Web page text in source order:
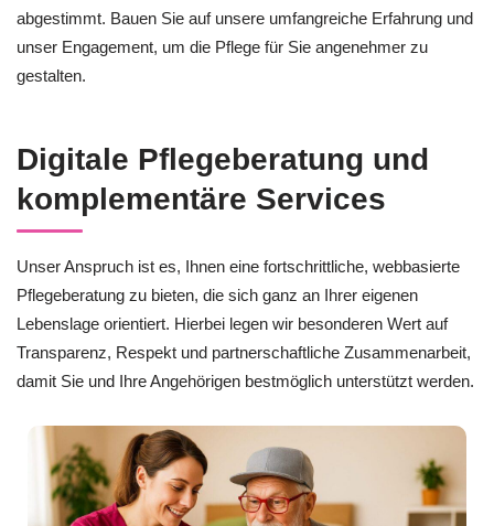
abgestimmt. Bauen Sie auf unsere umfangreiche Erfahrung und
unser Engagement, um die Pflege für Sie angenehmer zu
gestalten.
Digitale Pflegeberatung und
komplementäre Services
Unser Anspruch ist es, Ihnen eine fortschrittliche, webbasierte
Pflegeberatung zu bieten, die sich ganz an Ihrer eigenen
Lebenslage orientiert. Hierbei legen wir besonderen Wert auf
Transparenz, Respekt und partnerschaftliche Zusammenarbeit,
damit Sie und Ihre Angehörigen bestmöglich unterstützt werden.